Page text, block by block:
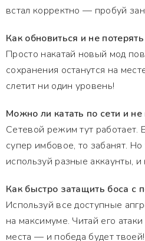
встал корректно — пробуй
Как обновиться и не
Просто накатай новый мод
сохранения останутся на
слетит ни один уровень!
Можно ли катать по сети и не
Сетевой режим тут работает.
супер имбовое, то забанят.
используй разные аккаунты, и
Как быстро затащить боса с
Используй все доступные
на максимуме. Читай его
места — и победа будет твоей!